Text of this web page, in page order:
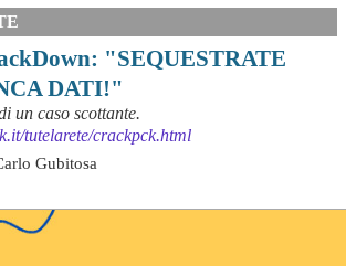
"SEQUESTRATE
DATI!"
un caso scottante.
tutelarete/crackpck.html
Gubitosa